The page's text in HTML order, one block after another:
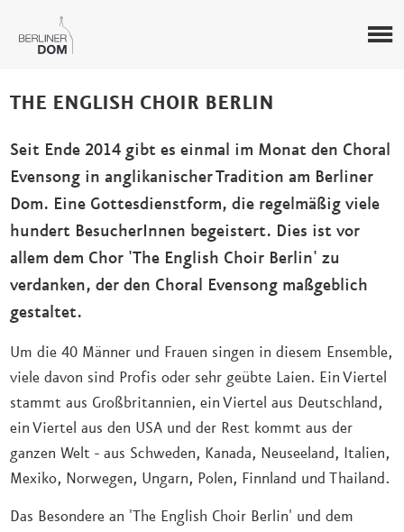
THE ENGLISH CHOIR BERLIN
Seit Ende 2014 gibt es einmal im Monat den Choral
Evensong in anglikanischer Tradition am Berliner
Dom. Eine Gottesdienstform, die regelmäßig viele
hundert BesucherInnen begeistert. Dies ist vor
allem dem Chor 'The English Choir Berlin' zu
verdanken, der den Choral Evensong maßgeblich
gestaltet.
Um die 40 Männer und Frauen singen in diesem Ensemble,
viele davon sind Profis oder sehr geübte Laien. Ein Viertel
stammt aus Großbritannien, ein Viertel aus Deutschland,
ein Viertel aus den USA und der Rest kommt aus der
ganzen Welt - aus Schweden, Kanada, Neuseeland, Italien,
Mexiko, Norwegen, Ungarn, Polen, Finnland und Thailand.
Das Besondere an 'The English Choir Berlin' und dem